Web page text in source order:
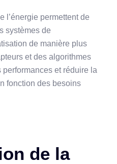
l’énergie permettent de
systèmes de
de manière plus
et des algorithmes
et réduire la
fonction des besoins
de la